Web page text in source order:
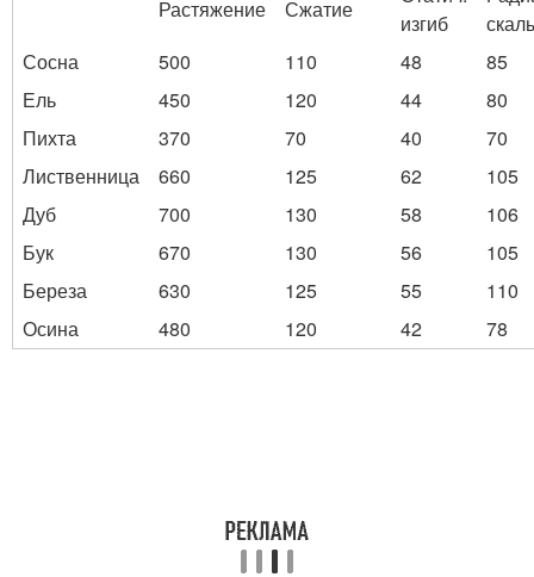
Растяжение
Сжатие
изгиб
Сосна
500 110 48
85
Ель
450 120 44
80
Пихта
370 70 40
70
Лиственница
660 125 62
105
Дуб
700 130 58
106
Бук
670 130 56
105
Береза
630 125 55
110
Осина
480 120 42 78